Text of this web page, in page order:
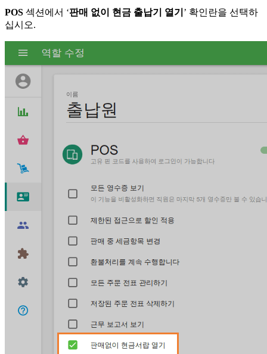
POS 섹션에서 ‘판매 없이 현금 출납기 열기 ’ 확인란을 선택하
십시오.